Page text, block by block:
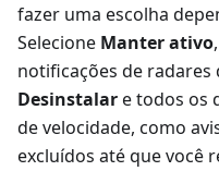
fazer uma escolha
Selecione Manter ativo
notificações de radares
Desinstalare todos os
de velocidade, como
excluídos até que você